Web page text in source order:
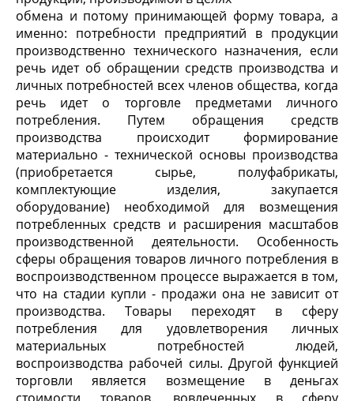
обмена и потому принимающей форму товара, а
именно: потребности предприятий в продукции
производственно технического назначения, если
речь идет об обращении средств производства и
личных потребностей всех членов общества, когда
речь идет о торговле предметами личного
потребления. Путем обращения средств
производства происходит формирование
материально - технической основы производства
(приобретается сырье, полуфабрикаты,
комплектующие изделия, закупается
оборудование) необходимой для возмещения
потребленных средств и расширения масштабов
производственной деятельности. Особенность
сферы обращения товаров личного потребления в
воспроизводственном процессе выражается в том,
что на стадии купли - продажи она не зависит от
производства. Товары переходят в сферу
потребления для удовлетворения личных
материальных потребностей людей,
воспроизводства рабочей силы. Другой функцией
торговли является возмещение в деньгах